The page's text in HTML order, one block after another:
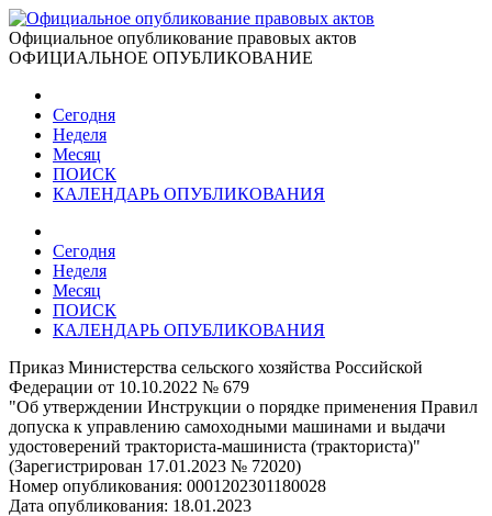
Официальное опубликование правовых актов
ОФИЦИАЛЬНОЕ ОПУБЛИКОВАНИЕ
Сегодня
Неделя
Месяц
ПОИСК
КАЛЕНДАРЬ ОПУБЛИКОВАНИЯ
Сегодня
Неделя
Месяц
ПОИСК
КАЛЕНДАРЬ ОПУБЛИКОВАНИЯ
Приказ Министерства сельского хозяйства Российской
Федерации от 10.10.2022 № 679
"Об утверждении Инструкции о порядке применения Правил
допуска к управлению самоходными машинами и выдачи
удостоверений тракториста-машиниста (тракториста)"
(Зарегистрирован 17.01.2023 № 72020)
Номер опубликования: 0001202301180028
Дата опубликования: 18.01.2023